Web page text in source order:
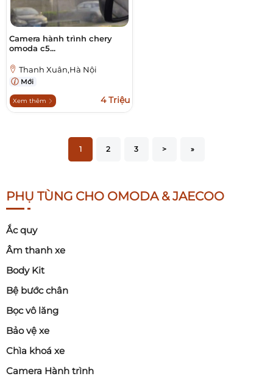
Camera hành trình chery
omoda c5...
Thanh Xuân,Hà Nội
Mới
Xem thêm 4 Triệu
1 2 3 > »
PHỤ TÙNG CHO OMODA & JAECOO
Ắc quy
Âm thanh xe
Body Kit
Bệ bước chân
Bọc vô lăng
Bảo vệ xe
Chìa khoá xe
Camera Hành trình